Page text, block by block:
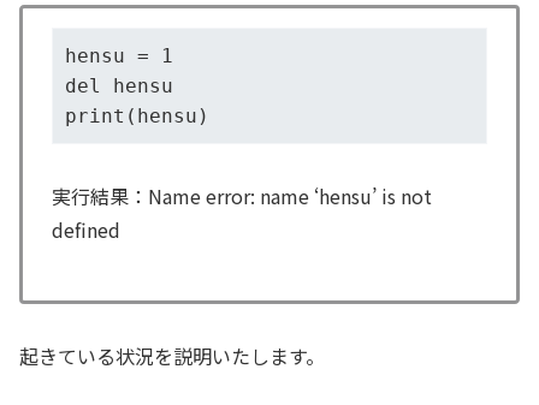
hensu = 1
del hensu
print(hensu)
実行結果：Name error: name ‘hensu’ is not
defined
起きている状況を説明いたします。